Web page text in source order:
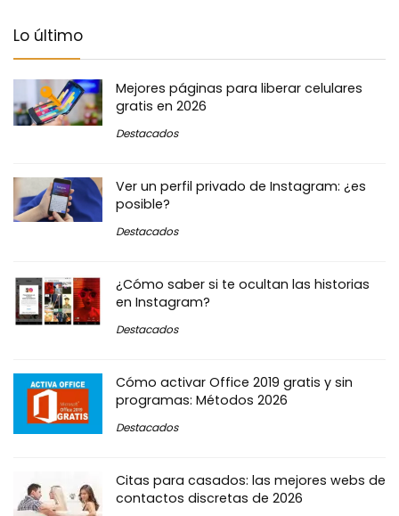
Lo último
Mejores páginas para liberar celulares
gratis en 2026
Destacados
Ver un perfil privado de Instagram: ¿es
posible?
Destacados
¿Cómo saber si te ocultan las historias
en Instagram?
Destacados
Cómo activar Office 2019 gratis y sin
programas: Métodos 2026
Destacados
Citas para casados: las mejores webs de
contactos discretas de 2026